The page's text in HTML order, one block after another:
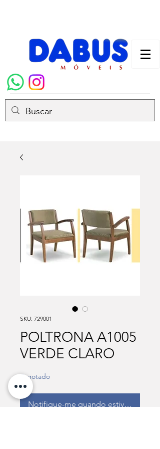
SKU: 729001
POLTRONA A1005
VERDE CLARO
Esgotado
Notifique-me quando estiver